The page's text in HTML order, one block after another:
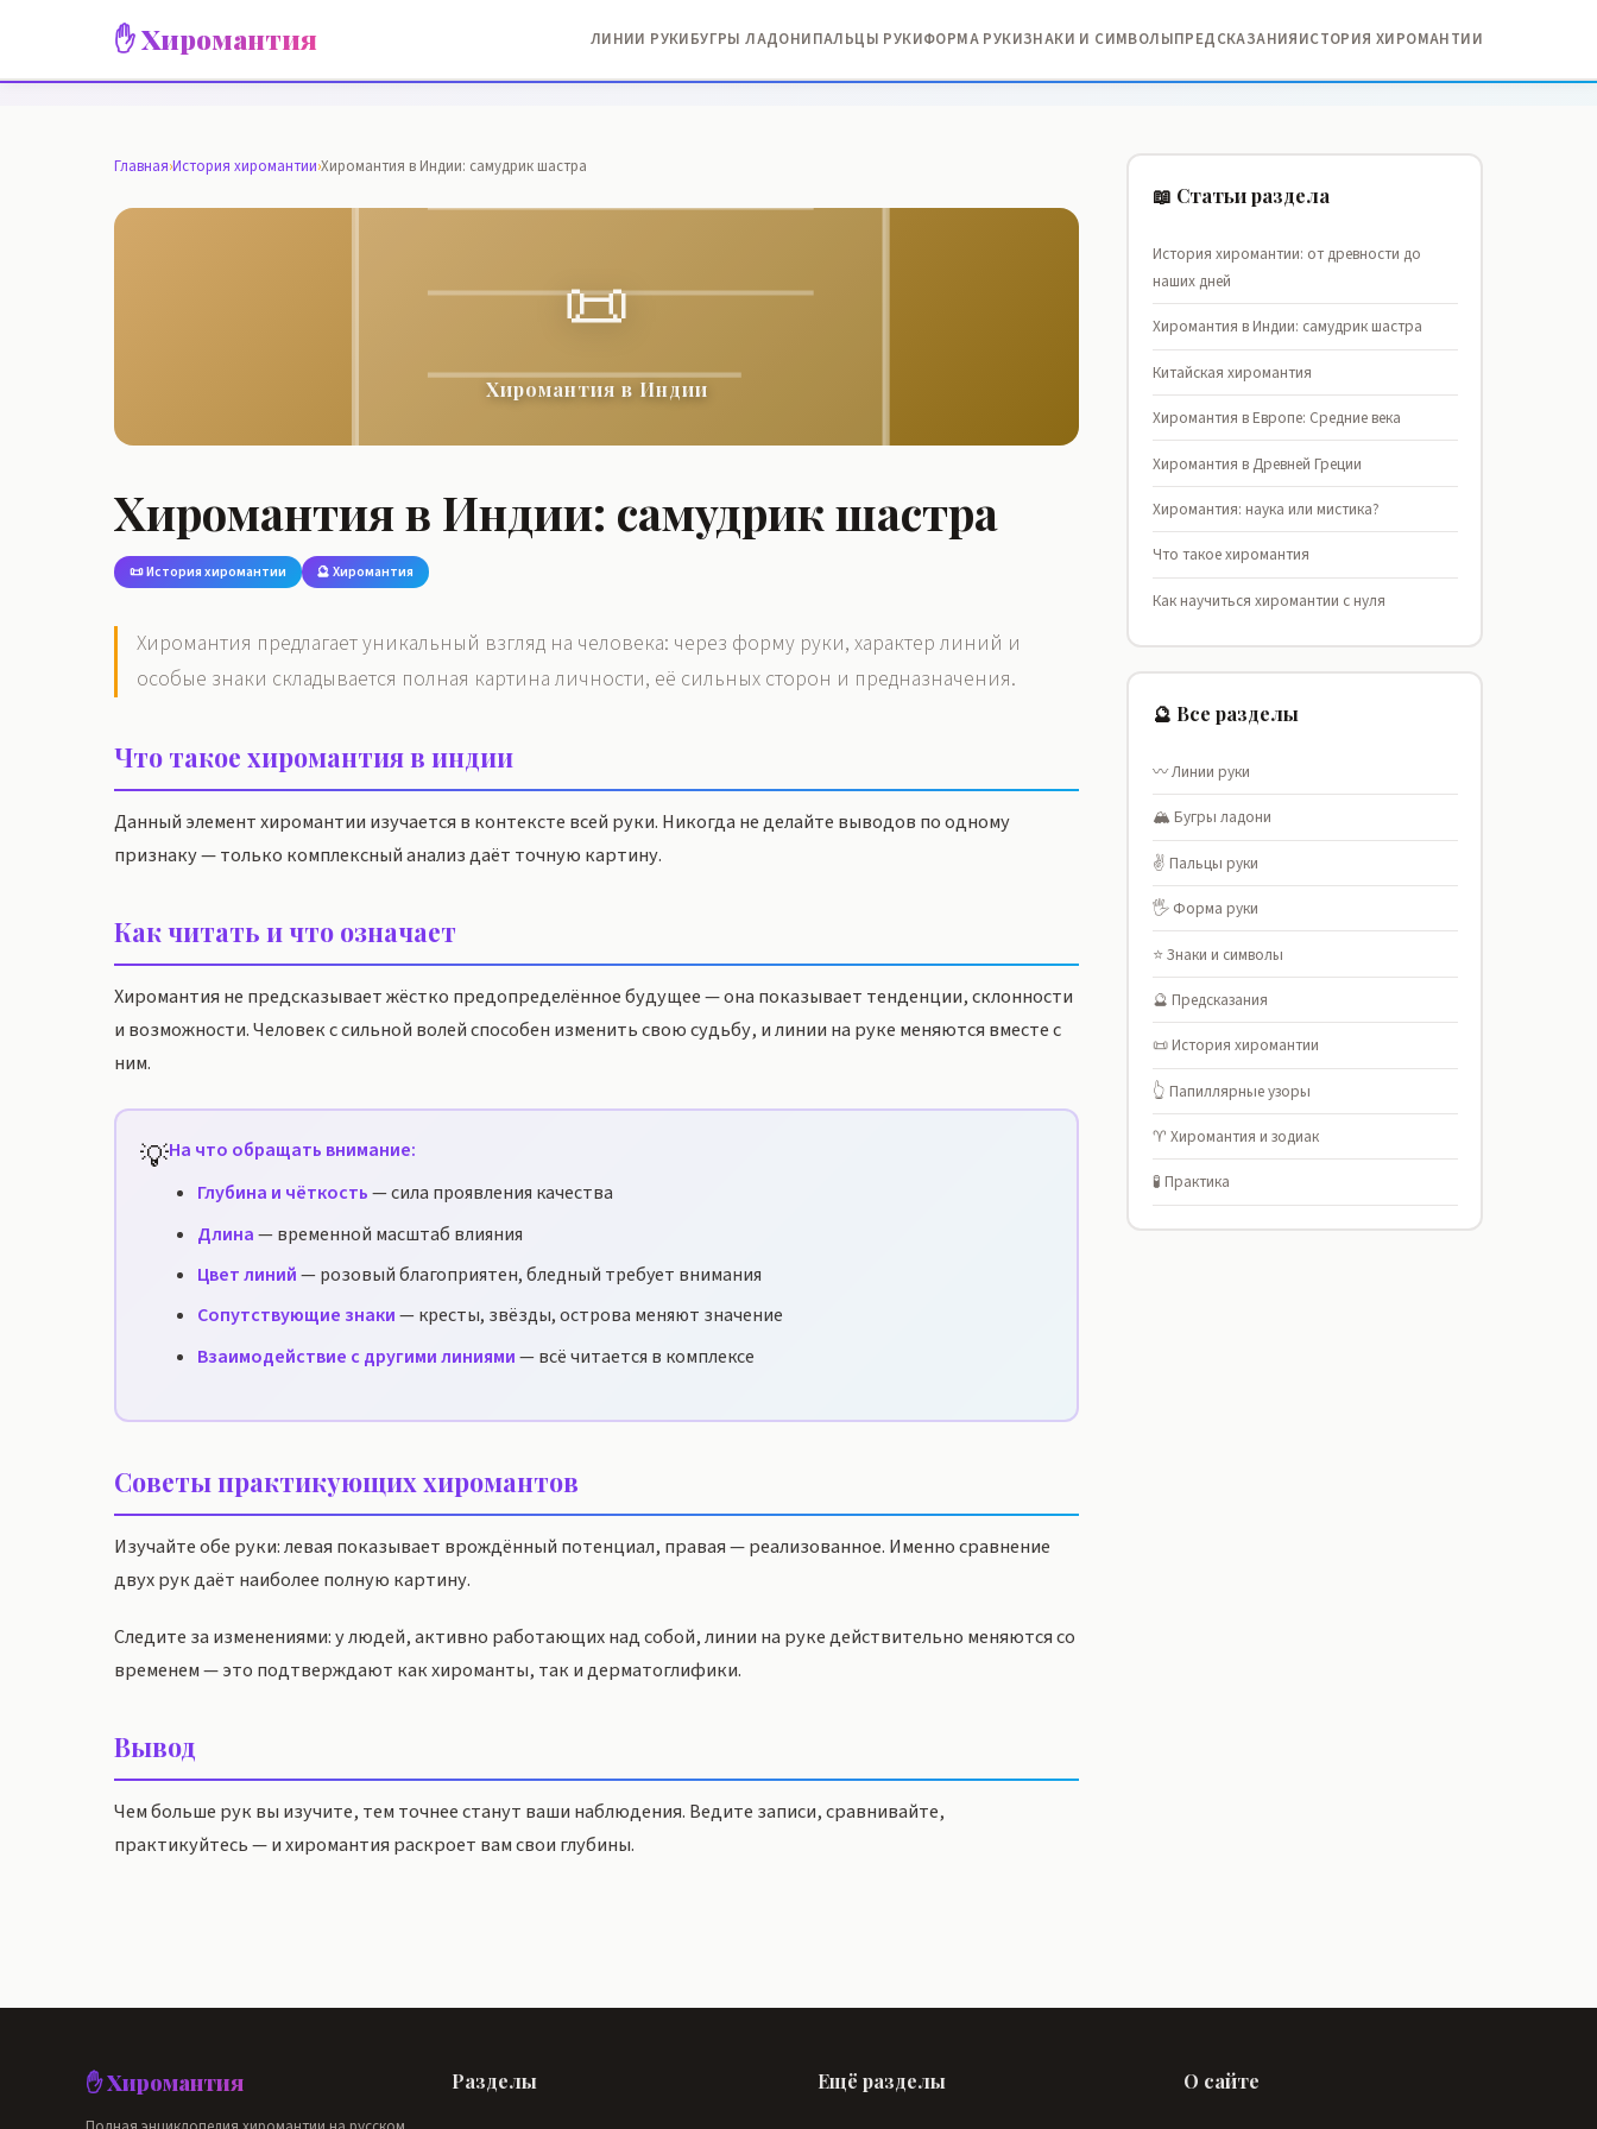
✋ Хиромантия ЛИНИИ РУКИБУГРЫ ЛАДОНИПАЛЬЦЫ РУКИФОРМА РУКИЗНАКИ И СИМВОЛЫПРЕДСКАЗАНИЯИСТОРИЯ ХИРОМАНТИИ
Главная›История хиромантии›Хиромантия в Индии: самудрик шастра
📜
Хиромантия в Индии
Хиромантия в Индии: самудрик шастра
📜 История хиромантии 🔮 Хиромантия
Хиромантия предлагает уникальный взгляд на человека: через форму руки, характер линий и
особые знаки складывается полная картина личности, её сильных сторон и предназначения.
Что такое хиромантия в индии
Данный элемент хиромантии изучается в контексте всей руки. Никогда не делайте выводов по одному
признаку — только комплексный анализ даёт точную картину.
Как читать и что означает
Хиромантия не предсказывает жёстко предопределённое будущее — она показывает тенденции, склонности
и возможности. Человек с сильной волей способен изменить свою судьбу, и линии на руке меняются вместе с
ним.
💡На что обращать внимание:
Глубина и чёткость— сила проявления качества
Длина— временной масштаб влияния
Цвет линий— розовый благоприятен, бледный требует внимания
Сопутствующие знаки— кресты, звёзды, острова меняют значение
Взаимодействие с другими линиями— всё читается в комплексе
Советы практикующих хиромантов
Изучайте обе руки: левая показывает врождённый потенциал, правая — реализованное. Именно сравнение
двух рук даёт наиболее полную картину.
Следите за изменениями: у людей, активно работающих над собой, линии на руке действительно меняются со
временем — это подтверждают как хироманты, так и дерматоглифики.
Вывод
Чем больше рук вы изучите, тем точнее станут ваши наблюдения. Ведите записи, сравнивайте,
практикуйтесь — и хиромантия раскроет вам свои глубины.
📖 Статьи раздела
История хиромантии: от древности до
наших дней
Хиромантия в Индии: самудрик шастра
Китайская хиромантия
Хиромантия в Европе: Средние века
Хиромантия в Древней Греции
Хиромантия: наука или мистика?
Что такое хиромантия
Как научиться хиромантии с нуля
🔮 Все разделы
〰️ Линии руки
🏔️ Бугры ладони
✌️ Пальцы руки
🖐️ Форма руки
⭐ Знаки и символы
🔮 Предсказания
📜 История хиромантии
👆 Папиллярные узоры
♈ Хиромантия и зодиак
🧪 Практика
✋ Хиромантия Разделы Ещё разделы О сайте